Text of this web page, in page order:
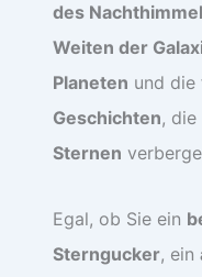
des
Weiten der
Planeten und die
Geschichten, die
Sternen
Egal, ob Sie ein
Sterngucker, ein